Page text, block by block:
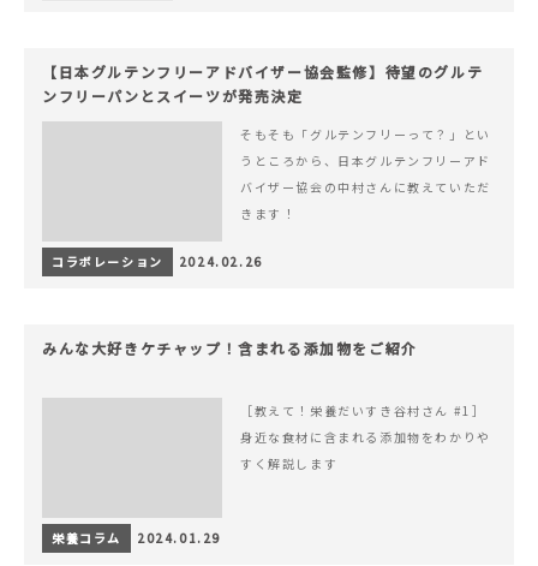
【日本グルテンフリーアドバイザー協会監修】待望のグルテ
ンフリーパンとスイーツが発売決定
そもそも「グルテンフリーって？」とい
うところから、日本グルテンフリーアド
バイザー協会の中村さんに教えていただ
きます！
コラボレーション 2024.02.26
みんな大好きケチャップ！含まれる添加物をご紹介
［教えて！栄養だいすき谷村さん #1］
身近な食材に含まれる添加物をわかりや
すく解説します
栄養コラム 2024.01.29